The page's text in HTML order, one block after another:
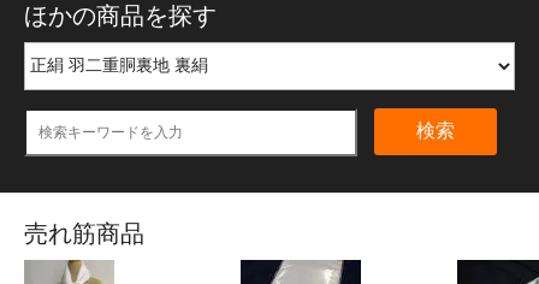
ほかの商品を探す
検索
売れ筋商品